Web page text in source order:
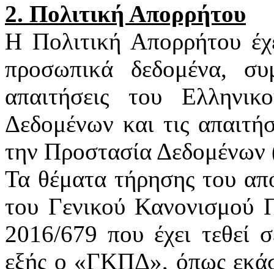
2. Πολιτική Απορρήτου
Η Πολιτική Απορρήτου
προσωπικά δεδομένα,
απαιτήσεις του
Δεδομένων και τις
την Προστασία
Τα θέματα τήρησης του
του Γενικού
2016/679 που έχει τεθεί
εξής ο «ΓΚΠΔ», όπως